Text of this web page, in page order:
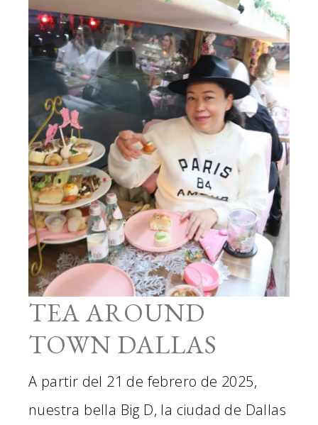
TEA AROUND
TOWN DALLAS
A partir del 21 de febrero de 2025,
nuestra bella Big D, la ciudad de Dallas